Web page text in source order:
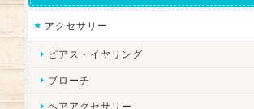
アクセサリー
ピアス・イヤリング
ブローチ
ヘアアクセサリー